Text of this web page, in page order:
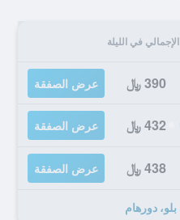
الإجمالي في الليلة
390 ﷼ عرض الصفقة
432 ﷼ عرض الصفقة
438 ﷼ عرض الصفقة